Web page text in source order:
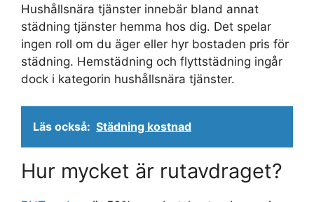
Hushållsnära tjänster innebär bland annat
städning tjänster hemma hos dig. Det spelar
ingen roll om du äger eller hyr bostaden pris för
städning. Hemstädning och flyttstädning ingår
dock i kategorin hushållsnära tjänster.
Läs också: Städning kostnad
Hur mycket är rutavdraget?